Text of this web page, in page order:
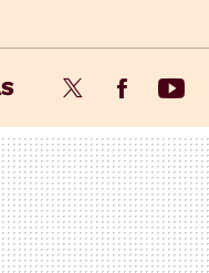
Twitter Facebook